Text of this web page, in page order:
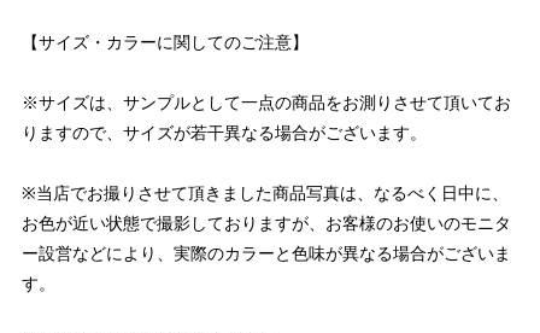
【サイズ・カラーに関してのご注意】
※サイズは、サンプルとして一点の商品をお測りさせて頂いてお
りますので、サイズが若干異なる場合がございます。
※当店でお撮りさせて頂きました商品写真は、なるべく日中に、
お色が近い状態で撮影しておりますが、お客様のお使いのモニタ
ー設営などにより、実際のカラーと色味が異なる場合がございま
す。